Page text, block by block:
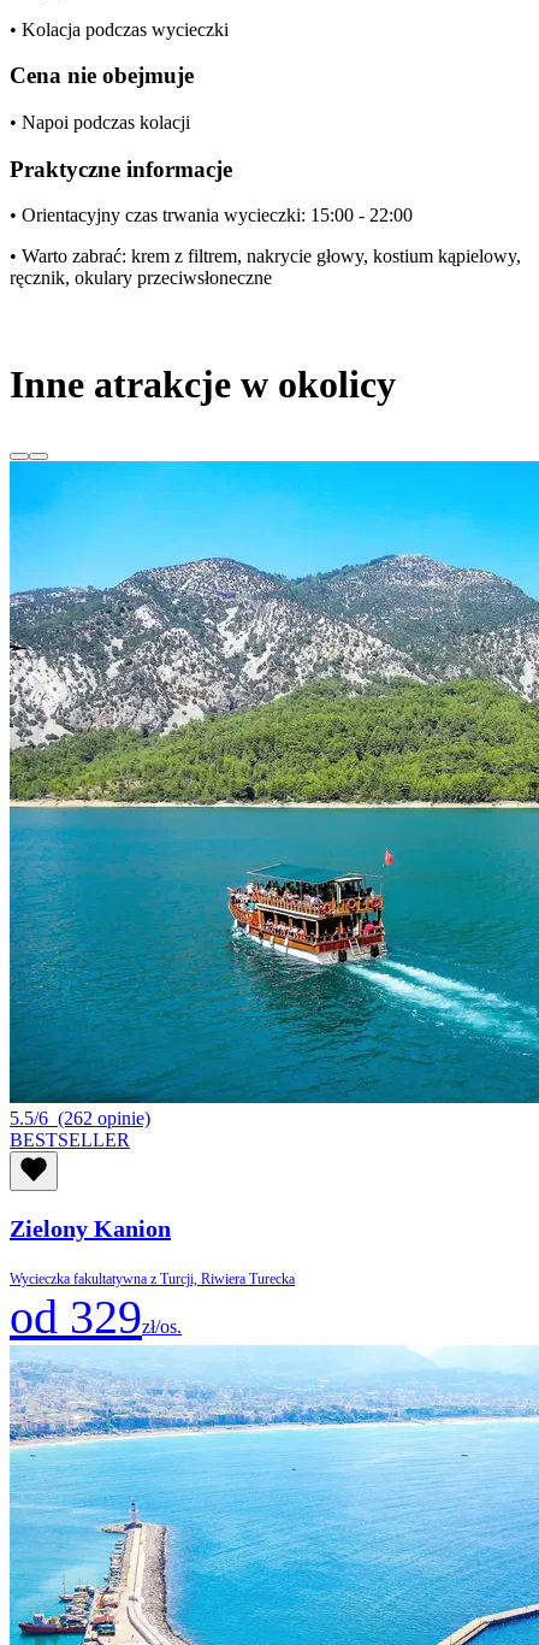
• Kolacja podczas wycieczki
Cena nie obejmuje
• Napoi podczas kolacji
Praktyczne informacje
• Orientacyjny czas trwania wycieczki: 15:00 - 22:00
• Warto zabrać: krem z filtrem, nakrycie głowy, kostium kąpielowy,
ręcznik, okulary przeciwsłoneczne
Inne atrakcje w okolicy
5.5/6 (262 opinie)
BESTSELLER
Zielony Kanion
Wycieczka fakultatywna z Turcji, Riwiera Turecka
od 329zł/os.